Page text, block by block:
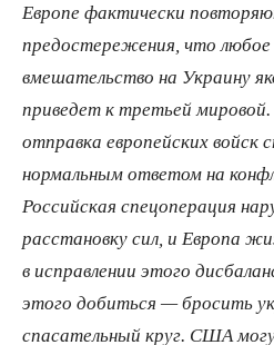
Европе фактически
предостережения, что любое
вмешательство на Украину
приведет к третьей
отправка европейских войск
нормальным ответом на
Российская спецоперация
расстановку сил, и Европа
в исправлении этого
этого добиться — бросить
спасательный круг. США